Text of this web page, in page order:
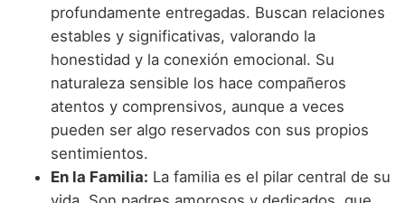
profundamente entregadas. Buscan relaciones
estables y significativas, valorando la
honestidad y la conexión emocional. Su
naturaleza sensible los hace compañeros
atentos y comprensivos, aunque a veces
pueden ser algo reservados con sus propios
sentimientos.
En la Familia: La familia es el pilar central de su